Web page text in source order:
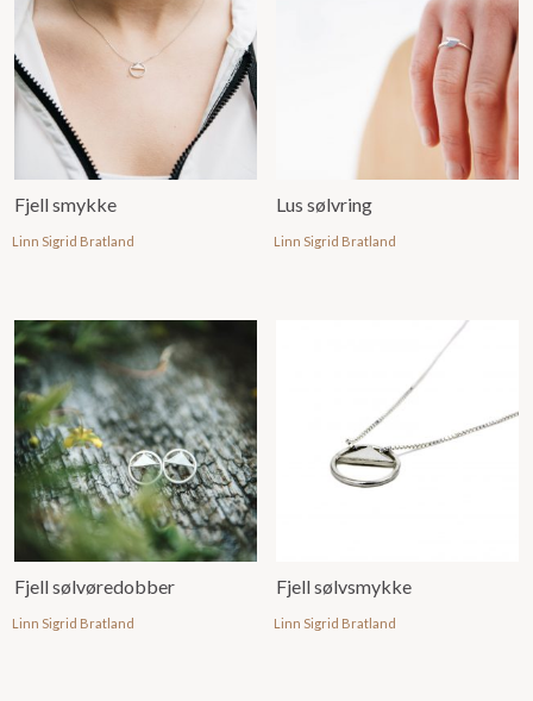
Fjell smykke
Linn Sigrid Bratland
Lus sølvring
Linn Sigrid Bratland
Fjell sølvøredobber
Linn Sigrid Bratland
Fjell sølvsmykke
Linn Sigrid Bratland